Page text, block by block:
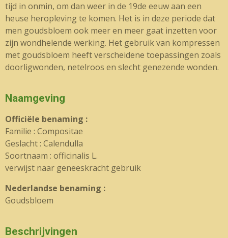
tijd in onmin, om dan weer in de 19de eeuw aan een
heuse heropleving te komen. Het is in deze periode dat
men goudsbloem ook meer en meer gaat inzetten voor
zijn wondhelende werking. Het gebruik van kompressen
met goudsbloem heeft verscheidene toepassingen zoals
doorligwonden, netelroos en slecht genezende wonden.
Naamgeving
Officiële benaming :
Familie : Compositae
Geslacht : Calendulla
Soortnaam : officinalis L.
verwijst naar geneeskracht gebruik
Nederlandse benaming :
Goudsbloem
Beschrijvingen